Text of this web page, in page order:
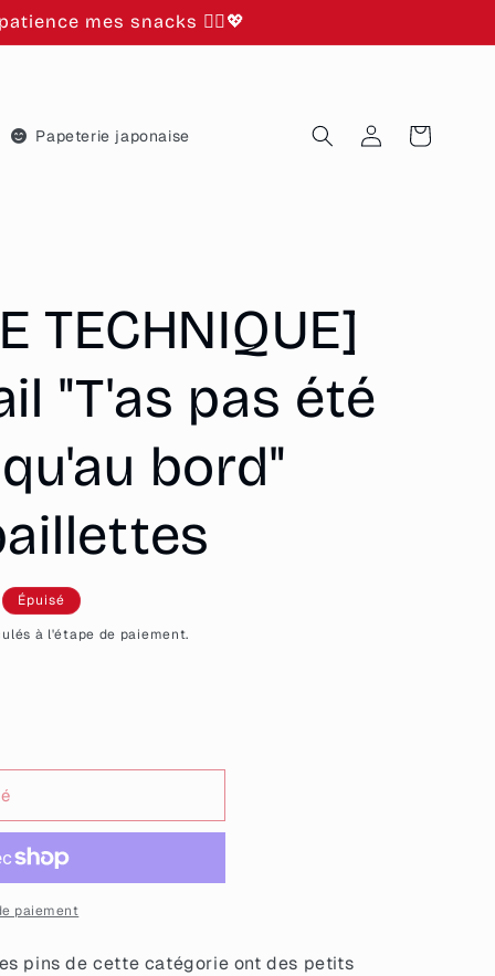
mes snacks 🙂‍↕️💖
Papeterie japonaise ConnexionPanier
TECHNIQUE]
"T'as pas été
bord"
Épuisé
à l'étape de paiement.
paiement
pins de cette catégorie ont des petits